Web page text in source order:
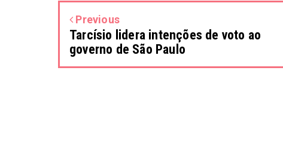
Previous
Tarcísio lidera intenções de voto ao
governo de São Paulo